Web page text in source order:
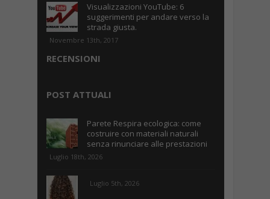
Visualizzazioni YouTube: 6
suggerimenti per andare verso la
strada giusta.
Novembre 13th, 2017
RECENSIONI
POST ATTUALI
Parete Respira ecologica: come
costruire con materiali naturali
senza rinunciare alle prestazioni
Luglio 18th, 2026
Luglio 5th, 2026